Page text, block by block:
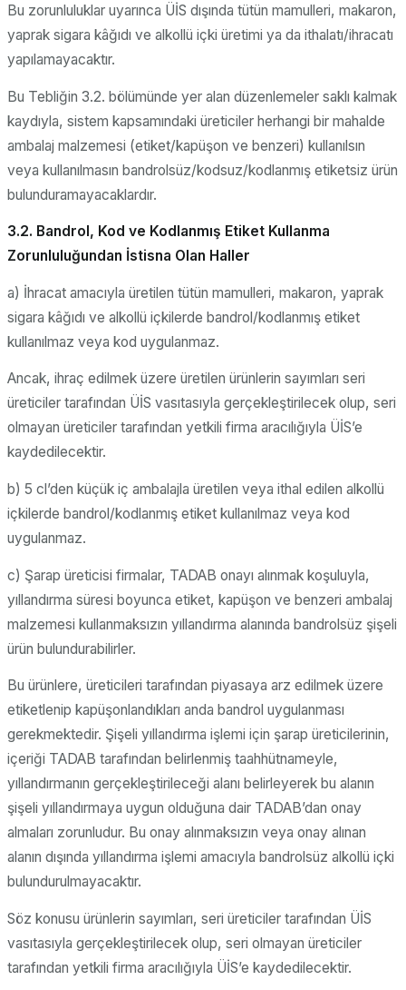
Bu zorunluluklar uyarınca ÜİS dışında tütün mamulleri, makaron,
yaprak sigara kâğıdı ve alkollü içki üretimi ya da ithalatı/ihracatı
yapılamayacaktır.
Bu Tebliğin 3.2. bölümünde yer alan düzenlemeler saklı kalmak
kaydıyla, sistem kapsamındaki üreticiler herhangi bir mahalde
ambalaj malzemesi (etiket/kapüşon ve benzeri) kullanılsın
veya kullanılmasın bandrolsüz/kodsuz/kodlanmış etiketsiz ürün
bulunduramayacaklardır.
3.2. Bandrol, Kod ve Kodlanmış Etiket Kullanma
Zorunluluğundan İstisna Olan Haller
a) İhracat amacıyla üretilen tütün mamulleri, makaron, yaprak
sigara kâğıdı ve alkollü içkilerde bandrol/kodlanmış etiket
kullanılmaz veya kod uygulanmaz.
Ancak, ihraç edilmek üzere üretilen ürünlerin sayımları seri
üreticiler tarafından ÜİS vasıtasıyla gerçekleştirilecek olup, seri
olmayan üreticiler tarafından yetkili firma aracılığıyla ÜİS’e
kaydedilecektir.
b) 5 cl’den küçük iç ambalajla üretilen veya ithal edilen alkollü
içkilerde bandrol/kodlanmış etiket kullanılmaz veya kod
uygulanmaz.
c) Şarap üreticisi firmalar, TADAB onayı alınmak koşuluyla,
yıllandırma süresi boyunca etiket, kapüşon ve benzeri ambalaj
malzemesi kullanmaksızın yıllandırma alanında bandrolsüz şişeli
ürün bulundurabilirler.
Bu ürünlere, üreticileri tarafından piyasaya arz edilmek üzere
etiketlenip kapüşonlandıkları anda bandrol uygulanması
gerekmektedir. Şişeli yıllandırma işlemi için şarap üreticilerinin,
içeriği TADAB tarafından belirlenmiş taahhütnameyle,
yıllandırmanın gerçekleştirileceği alanı belirleyerek bu alanın
şişeli yıllandırmaya uygun olduğuna dair TADAB’dan onay
almaları zorunludur. Bu onay alınmaksızın veya onay alınan
alanın dışında yıllandırma işlemi amacıyla bandrolsüz alkollü içki
bulundurulmayacaktır.
Söz konusu ürünlerin sayımları, seri üreticiler tarafından ÜİS
vasıtasıyla gerçekleştirilecek olup, seri olmayan üreticiler
tarafından yetkili firma aracılığıyla ÜİS’e kaydedilecektir.